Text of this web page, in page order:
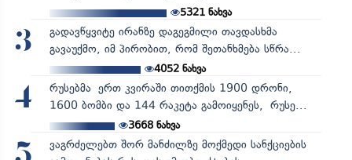
5321ნახვა
3
გადავწყვიტე ირანზე დაგეგმილი თავდასხმა
გავაუქმო, იმ პირობით, რომ შეთანხმება სწრა...
4052ნახვა
4
რუსებმა ერთ კვირაში თითქმის 1900 დრონი,
1600 ბომბი და 144 რაკეტა გამოიყენეს, რუსე...
3668ნახვა
ვაგრძელებთ შორ მანძილზე მოქმედი სანქციების